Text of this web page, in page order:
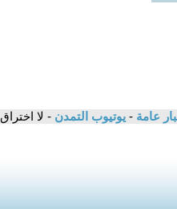
عامة - يوتيوب التمدن - لا